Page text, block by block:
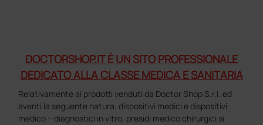
DOCTORSHOP.IT È UN SITO PROFESSIONALE
DEDICATO ALLA CLASSE MEDICA E SANITARIA
Relativamente ai prodotti venduti da Doctor Shop S.r.l. ed
aventi la seguente natura: dispositivi medici e dispositivi
medico – diagnostici in vitro, presidi medico chirurgici si